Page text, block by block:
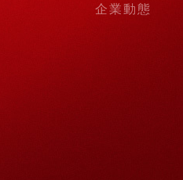
企業動態